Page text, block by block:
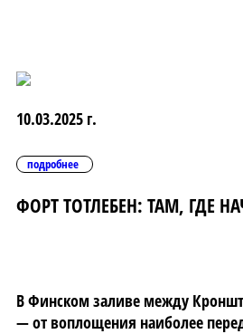
10.03.2025 г.
подробнее
ФОРТ ТОТЛЕБЕН: ТАМ, ГДЕ
В Финском заливе между
— от воплощения наиболее